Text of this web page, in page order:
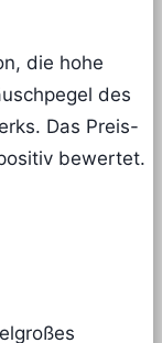
die hohe
des
Das Preis-
bewertet.